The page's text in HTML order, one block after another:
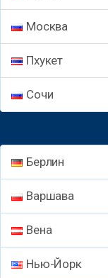
Москва
Пхукет
Сочи
Берлин
Варшава
Вена
Нью-Йорк